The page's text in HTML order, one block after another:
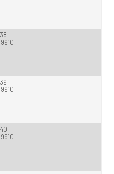
38
9910
39
9910
40
9910